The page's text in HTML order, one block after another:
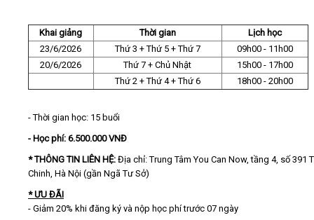
Khai giảng Thời gian
Lịch học
23/6/2026
Thứ 3 + Thứ 5 + Thứ 7
09h00 - 11h00
20/6/2026
Thứ 7 + Chủ Nhật
15h00 - 17h00
Thứ 2 + Thứ 4 + Thứ 6
18h00 - 20h00
- Thời gian học: 15 buổi
- Học phí: 6.500.000 VNĐ
* THÔNG TIN LIÊN HỆ: Địa chỉ: Trung Tâm You Can Now, tầng 4, số 391
Chinh, Hà Nội (gần Ngã Tư Sở)
* ƯU ĐÃI
​- Giảm 20% khi đăng ký và nộp học phí trước 07 ngày